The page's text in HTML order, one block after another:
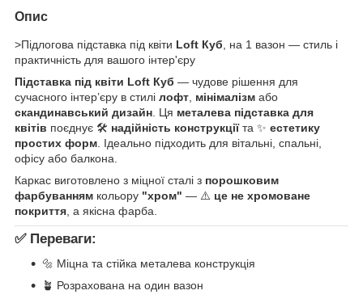
Опис
>Підлогова підставка під квіти Loft Куб , на 1 вазон — стиль і
практичність для вашого інтер'єру
Підставка під квіти Loft Куб — чудове рішення для
сучасного інтер’єру в стилі лофт мінімалізм або
скандинавський дизайн . Ця металева підставка для
квітів поєднує 🛠️ надійність конструкціїта ✨ естетику
простих форм . Ідеально підходить для вітальні, спальні,
офісу або балкона.
Каркас виготовлено з міцної сталі з порошковим
фарбуванням кольору "хром" — ⚠️ це не хромоване
покриття , а якісна фарба.
✅ Переваги:
🔩 Міцна та стійка металева конструкція
🪴 Розрахована на один вазон